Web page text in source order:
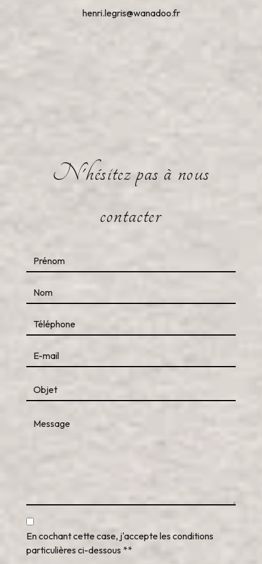
henri.legris@wanadoo.fr
N'hésitez pas à nous
contacter
En cochant cette case, j'accepte les conditions
particulières ci-dessous **